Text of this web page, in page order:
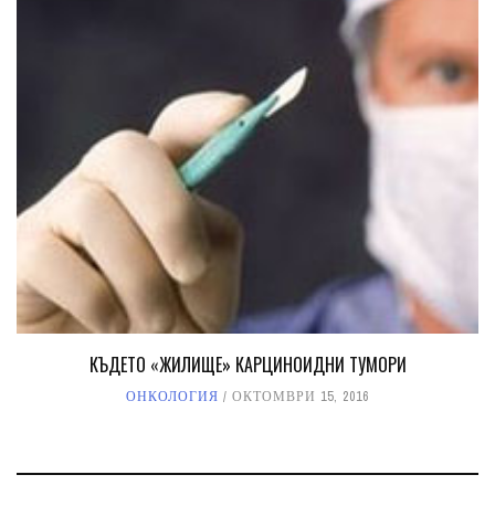
КЪДЕТО «ЖИЛИЩЕ» КАРЦИНОИДНИ ТУМОРИ
ОНКОЛОГИЯ ОКТОМВРИ 15, 2016